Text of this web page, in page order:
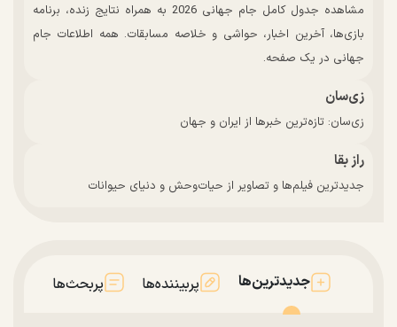
مشاهده جدول کامل جام جهانی 2026 به همراه نتایج زنده، برنامه
بازی‌ها، آخرین اخبار، حواشی و خلاصه مسابقات. همه اطلاعات جام
جهانی در یک صفحه.
زی‌سان
زی‌سان: تازه‌ترین خبرها از ایران و جهان
راز بقا
جدیدترین فیلم‌ها و تصاویر از حیات‌وحش و دنیای حیوانات
جدیدترین‌ها پربیننده‌ها پربحث‌ها